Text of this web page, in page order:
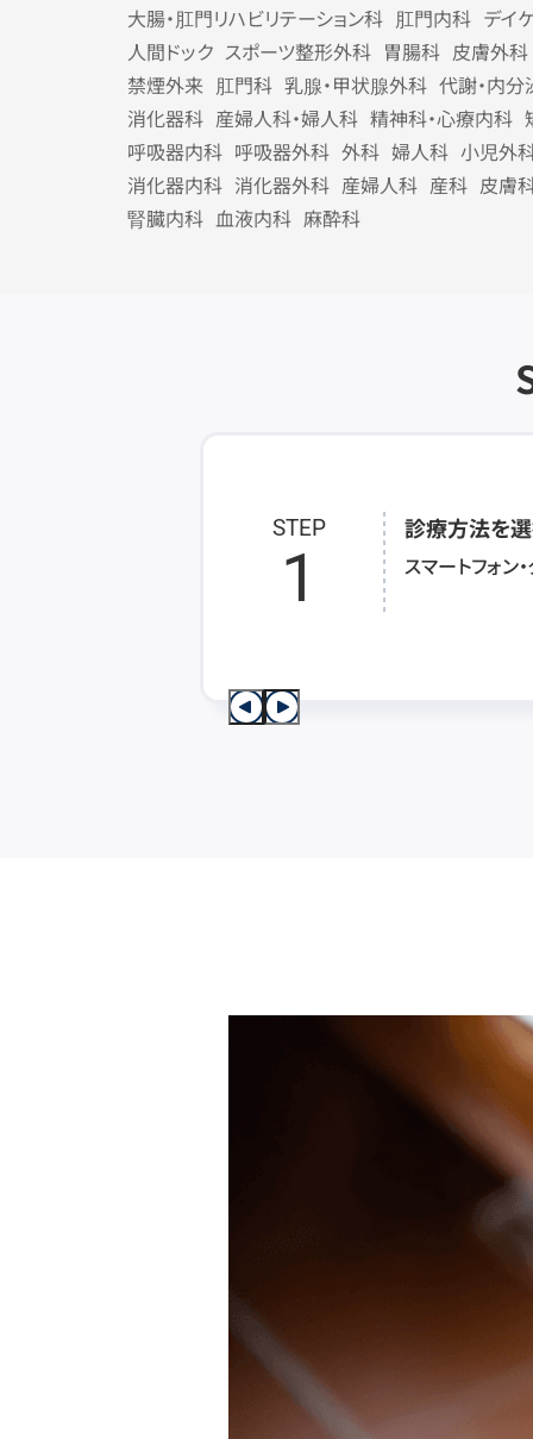
大腸・肛門リハビリテーション科 肛門内科 デイ
人間ドック スポーツ整形外科 胃腸科 皮膚外科
禁煙外来 肛門科 乳腺・甲状腺外科 代謝・内
消化器科 産婦人科・婦人科 精神科・心療内科
呼吸器内科 呼吸器外科 外科 婦人科 小児外
消化器内科 消化器外科 産婦人科 産科 皮膚
腎臓内科 血液内科 麻酔科
STEP
1
診療方法を
スマートフォン